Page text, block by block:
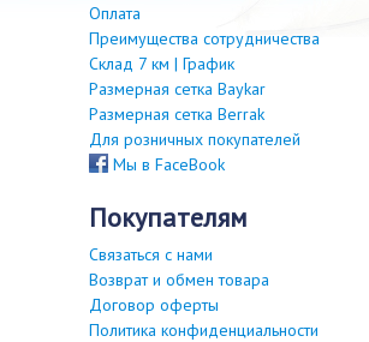
Оплата
Преимущества сотрудничества
Склад 7 км | График
Размерная сетка Baykar
Размерная сетка Berrak
Для розничных покупателей
Мы в FaceBook
покупателям
Связаться с нами
Возврат и обмен товара
Договор оферты
Политика конфиденциальности